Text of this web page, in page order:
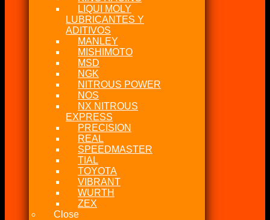
LIQUI MOLY
LUBRICANTES Y
ADITIVOS
MANLEY
MISHIMOTO
MSD
NGK
NITROUS POWER
NOS
NX NITROUS
EXPRESS
PRECISION
REAL
SPEEDMASTER
TIAL
TOYOTA
VIBRANT
WURTH
ZEX
Close